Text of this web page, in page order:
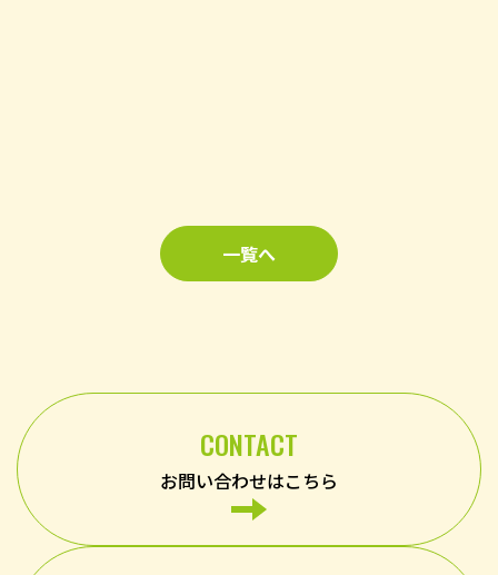
一覧へ
CONTACT
お問い合わせはこちら